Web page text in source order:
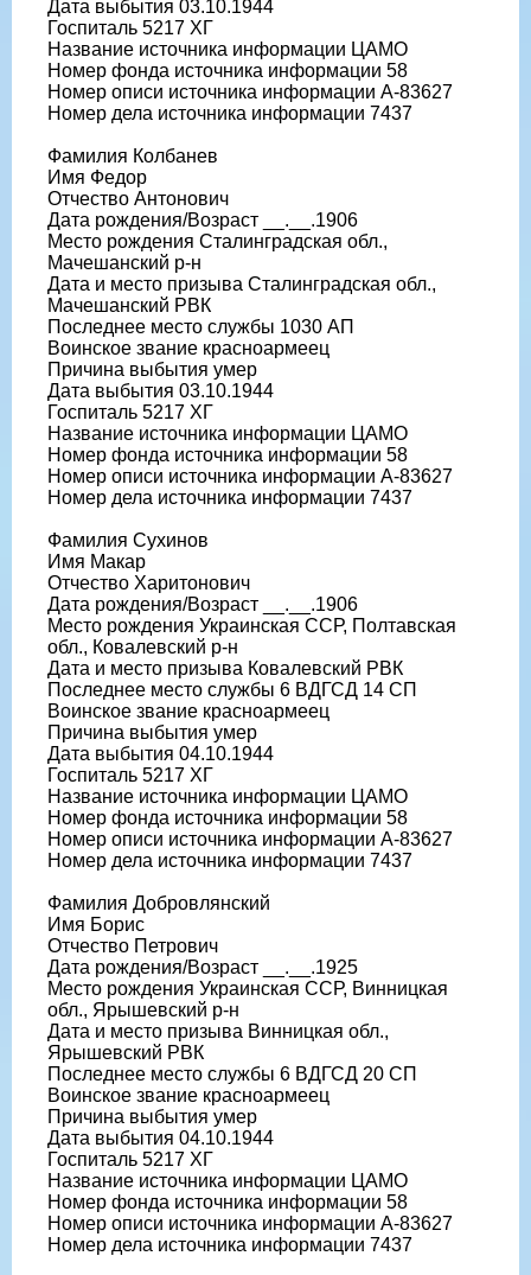
Дата выбытия 03.10.1944
Госпиталь 5217 ХГ
Название источника информации ЦАМО
Номер фонда источника информации 58
Номер описи источника информации А-83627
Номер дела источника информации 7437
Фамилия Колбанев
Имя Федор
Отчество Антонович
Дата рождения/Возраст __.__.1906
Место рождения Сталинградская обл.,
Мачешанский р-н
Дата и место призыва Сталинградская обл.,
Мачешанский РВК
Последнее место службы 1030 АП
Воинское звание красноармеец
Причина выбытия умер
Дата выбытия 03.10.1944
Госпиталь 5217 ХГ
Название источника информации ЦАМО
Номер фонда источника информации 58
Номер описи источника информации А-83627
Номер дела источника информации 7437
Фамилия Сухинов
Имя Макар
Отчество Харитонович
Дата рождения/Возраст __.__.1906
Место рождения Украинская ССР, Полтавская
обл., Ковалевский р-н
Дата и место призыва Ковалевский РВК
Последнее место службы 6 ВДГСД 14 СП
Воинское звание красноармеец
Причина выбытия умер
Дата выбытия 04.10.1944
Госпиталь 5217 ХГ
Название источника информации ЦАМО
Номер фонда источника информации 58
Номер описи источника информации А-83627
Номер дела источника информации 7437
Фамилия Добровлянский
Имя Борис
Отчество Петрович
Дата рождения/Возраст __.__.1925
Место рождения Украинская ССР, Винницкая
обл., Ярышевский р-н
Дата и место призыва Винницкая обл.,
Ярышевский РВК
Последнее место службы 6 ВДГСД 20 СП
Воинское звание красноармеец
Причина выбытия умер
Дата выбытия 04.10.1944
Госпиталь 5217 ХГ
Название источника информации ЦАМО
Номер фонда источника информации 58
Номер описи источника информации А-83627
Номер дела источника информации 7437